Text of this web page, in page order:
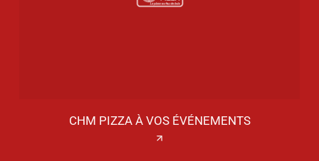
CHM PIZZA À VOS ÉVÉNEMENTS